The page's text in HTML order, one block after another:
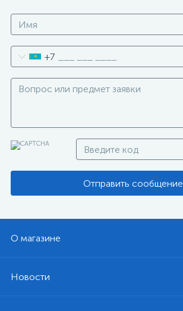
+7
Отправить сообщение
О магазине
Новости